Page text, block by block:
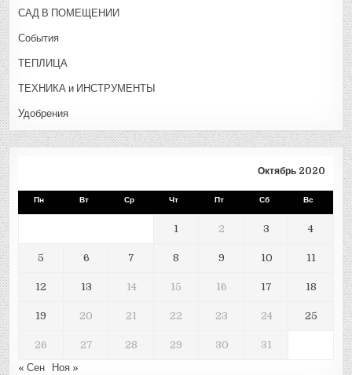
САД В ПОМЕЩЕНИИ
События
ТЕПЛИЦА
ТЕХНИКА и ИНСТРУМЕНТЫ
Удобрения
Октябрь 2020
Пн Вт Ср Чт Пт Сб Вс
1 2 3 4
5 6 7 8 9 10 11
12 13 14 15 16 17 18
19 20 21 22 23 24 25
26 27 28 29 30
31
« Сен
Ноя »